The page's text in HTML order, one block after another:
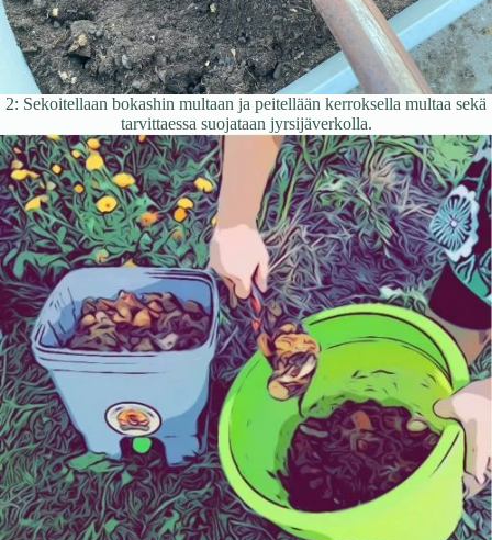
2: Sekoitellaan bokashin multaan ja peitellään kerroksella multaa sekä
tarvittaessa suojataan jyrsijäverkolla.